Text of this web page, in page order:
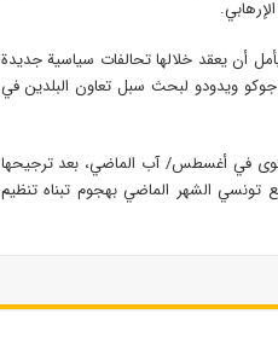
إلى إندونيسيا في المرحلة الأولى من مهمة تستغرق 4 أيام يأمل أن يعقد خلالها تحالفات سياسية جديدة
جوكو ويدودو لبحث سبل تعاون البلدين في
في أغسطس/ آب الماضي، بعد ترجيحها
سائحا بريطانيا في منتجع تونسي الشهر الماضي بهجوم تبناه تنظيم